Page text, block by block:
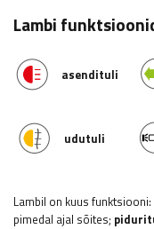
Lambi
asendituli
udutuli
Lambil on kuus funktsiooni:
pimedal ajal sõites;